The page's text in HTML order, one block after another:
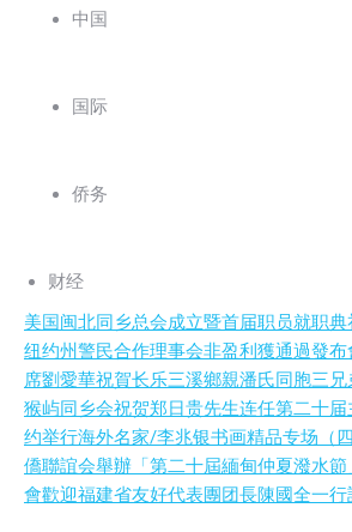
中国
国际
侨务
财经
美国闽北同乡总会成立暨首届职员就职
纽约州警民合作理事会非盈利獲通過發布
席劉愛華祝賀长乐三溪鄉親潘氏同胞三
猴屿同乡会祝贺郑日贵先生连任第二十
约举行海外名家/李兆银书画精品专场（四
僑聯誼会舉辦「第二十屆緬甸仲夏潑水節
會歡迎福建省友好代表團团長陳國全一行